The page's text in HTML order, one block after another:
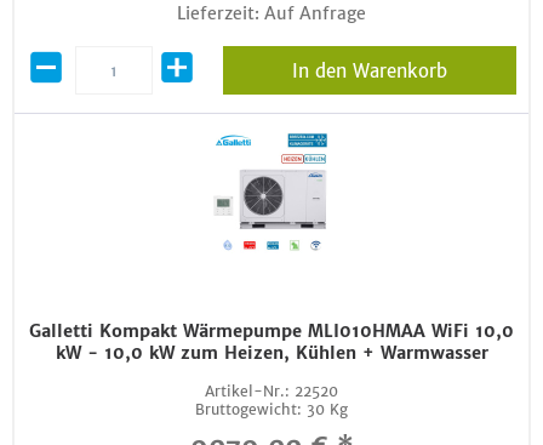
Lieferzeit: Auf Anfrage
In den Warenkorb
Galletti Kompakt Wärmepumpe MLI010HMAA WiFi 10,0
kW - 10,0 kW zum Heizen, Kühlen + Warmwasser
Artikel-Nr.: 22520
Bruttogewicht: 30 Kg